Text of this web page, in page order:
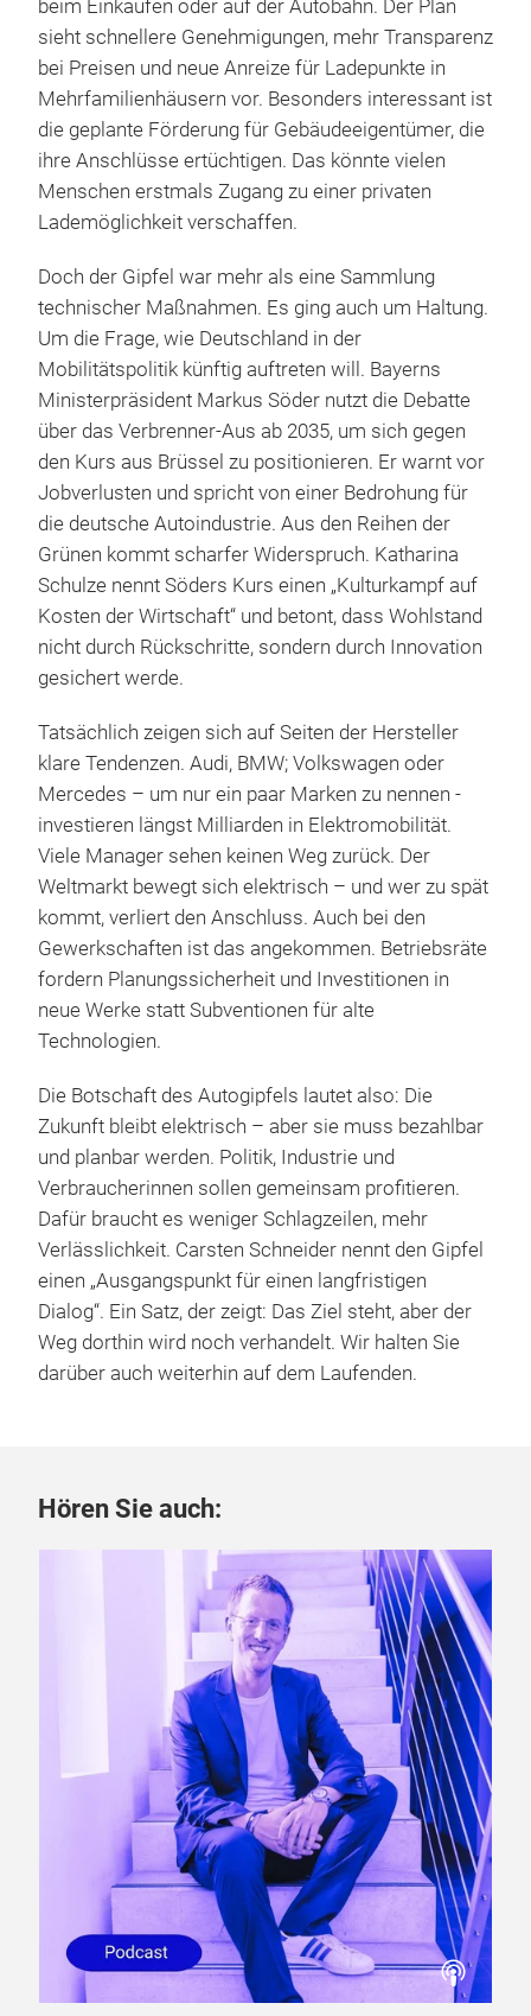
beim Einkaufen oder auf der Autobahn. Der Plan
sieht schnellere Genehmigungen, mehr Transparenz
bei Preisen und neue Anreize für Ladepunkte in
Mehrfamilienhäusern vor. Besonders interessant ist
die geplante Förderung für Gebäudeeigentümer, die
ihre Anschlüsse ertüchtigen. Das könnte vielen
Menschen erstmals Zugang zu einer privaten
Lademöglichkeit verschaffen.
Doch der Gipfel war mehr als eine Sammlung
technischer Maßnahmen. Es ging auch um Haltung.
Um die Frage, wie Deutschland in der
Mobilitätspolitik künftig auftreten will. Bayerns
Ministerpräsident Markus Söder nutzt die Debatte
über das Verbrenner-Aus ab 2035, um sich gegen
den Kurs aus Brüssel zu positionieren. Er warnt vor
Jobverlusten und spricht von einer Bedrohung für
die deutsche Autoindustrie. Aus den Reihen der
Grünen kommt scharfer Widerspruch. Katharina
Schulze nennt Söders Kurs einen „Kulturkampf auf
Kosten der Wirtschaft“ und betont, dass Wohlstand
nicht durch Rückschritte, sondern durch Innovation
gesichert werde.
Tatsächlich zeigen sich auf Seiten der Hersteller
klare Tendenzen. Audi, BMW; Volkswagen oder
Mercedes – um nur ein paar Marken zu nennen -
investieren längst Milliarden in Elektromobilität.
Viele Manager sehen keinen Weg zurück. Der
Weltmarkt bewegt sich elektrisch – und wer zu spät
kommt, verliert den Anschluss. Auch bei den
Gewerkschaften ist das angekommen. Betriebsräte
fordern Planungssicherheit und Investitionen in
neue Werke statt Subventionen für alte
Technologien.
Die Botschaft des Autogipfels lautet also: Die
Zukunft bleibt elektrisch – aber sie muss bezahlbar
und planbar werden. Politik, Industrie und
Verbraucherinnen sollen gemeinsam profitieren.
Dafür braucht es weniger Schlagzeilen, mehr
Verlässlichkeit. Carsten Schneider nennt den Gipfel
einen „Ausgangspunkt für einen langfristigen
Dialog“. Ein Satz, der zeigt: Das Ziel steht, aber der
Weg dorthin wird noch verhandelt. Wir halten Sie
darüber auch weiterhin auf dem Laufenden.
Hören Sie auch: